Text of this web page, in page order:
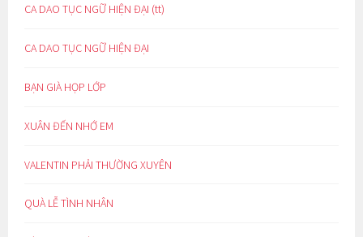
CA DAO TỤC NGỮ HIỆN ĐẠI (tt)
CA DAO TỤC NGỮ HIỆN ĐẠI
BẠN GIÀ HỌP LỚP
XUÂN ĐẾN NHỚ EM
VALENTIN PHẢI THƯỜNG XUYÊN
QUÀ LỄ TÌNH NHÂN